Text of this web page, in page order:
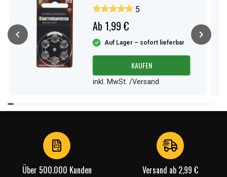
5
Ab 1,99 €
Auf Lager – sofort lieferbar
KAUFEN
inkl. MwSt. /Versand
Item
1
Über 500.000 Kunden Versand ab 2,99 €